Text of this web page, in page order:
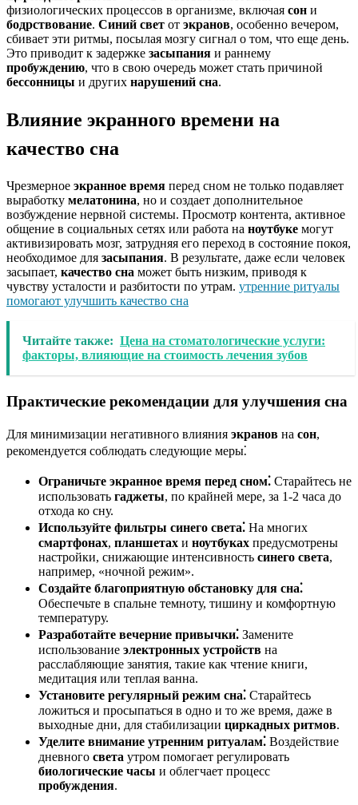
физиологических процессов в организме, включая сон и
бодрствование. Синий свет от экранов, особенно вечером,
сбивает эти ритмы, посылая мозгу сигнал о том, что еще день.
Это приводит к задержке засыпания и раннему
пробуждению, что в свою очередь может стать причиной
бессонницы и других нарушений сна.
Влияние экранного времени на
качество сна
Чрезмерное экранное время перед сном не только подавляет
выработку мелатонина, но и создает дополнительное
возбуждение нервной системы. Просмотр контента, активное
общение в социальных сетях или работа на ноутбуке могут
активизировать мозг, затрудняя его переход в состояние покоя,
необходимое для засыпания. В результате, даже если человек
засыпает, качество сна может быть низким, приводя к
чувству усталости и разбитости по утрам. утренние ритуалы
помогают улучшить качество сна
Читайте также: Цена на стоматологические услуги:
факторы, влияющие на стоимость лечения зубов
Практические рекомендации для улучшения сна
Для минимизации негативного влияния экранов на сон,
рекомендуется соблюдать следующие меры⁚
Ограничьте экранное время перед сном⁚ Старайтесь не
использовать гаджеты, по крайней мере, за 1-2 часа до
отхода ко сну.
Используйте фильтры синего света⁚ На многих
смартфонах, планшетах и ноутбуках предусмотрены
настройки, снижающие интенсивность синего света,
например, «ночной режим».
Создайте благоприятную обстановку для сна⁚
Обеспечьте в спальне темноту, тишину и комфортную
температуру.
Разработайте вечерние привычки⁚ Замените
использование электронных устройств на
расслабляющие занятия, такие как чтение книги,
медитация или теплая ванна.
Установите регулярный режим сна⁚ Старайтесь
ложиться и просыпаться в одно и то же время, даже в
выходные дни, для стабилизации циркадных ритмов.
Уделите внимание утренним ритуалам⁚ Воздействие
дневного света утром помогает регулировать
биологические часы и облегчает процесс
пробуждения.